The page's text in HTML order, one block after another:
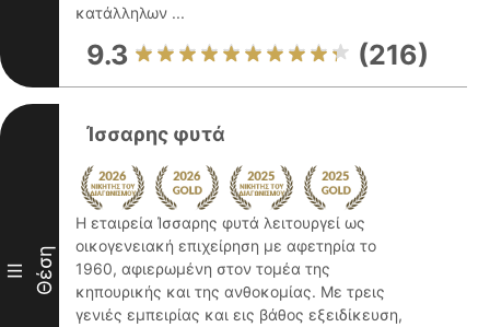
κατάλληλων ...
9.3 (216)
III Θέση
Ίσσαρης φυτά
Η εταιρεία Ίσσαρης φυτά λειτουργεί ως
οικογενειακή επιχείρηση με αφετηρία το
1960, αφιερωμένη στον τομέα της
κηπουρικής και της ανθοκομίας. Με τρεις
γενιές εμπειρίας και εις βάθος εξειδίκευση,